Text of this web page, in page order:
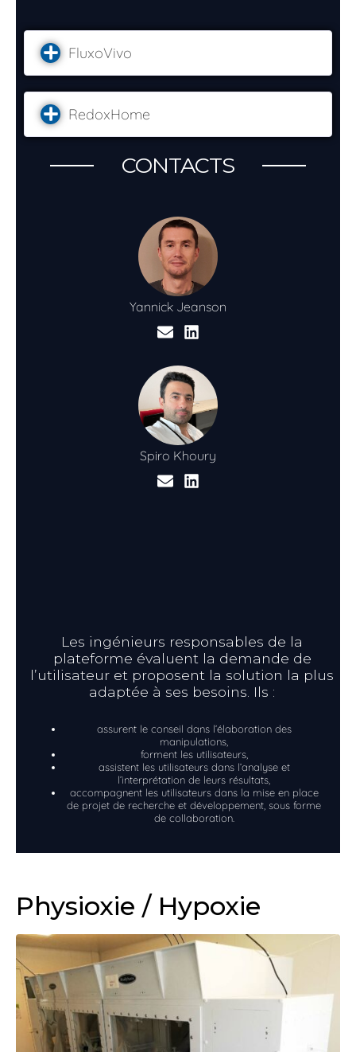
FluxoVivo
RedoxHome
CONTACTS
Yannick Jeanson
Spiro Khoury
Les ingénieurs responsables de la
plateforme évaluent la demande de
l’utilisateur et proposent la solution la plus
adaptée à ses besoins. Ils :
assurent le conseil dans l’élaboration des
manipulations,
forment les utilisateurs,
assistent les utilisateurs dans l’analyse et
l’interprétation de leurs résultats,
accompagnent les utilisateurs dans la mise en place
de projet de recherche et développement, sous forme
de collaboration.
Physioxie / Hypoxie